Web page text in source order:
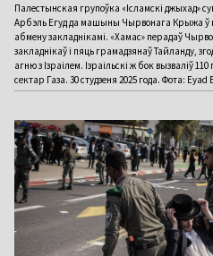
Палестынская групоўка «Ісламскі джыхад»
Арбэль Егуд да машыны Чырвонага Крыжа ў
абмену закладнікамі. «Хамас» перадаў
закладнікаў і пяць грамадзянаў Тайланду,
агню з Ізраілем. Ізраільскі ж бок вызваліў
сектар Газа. 30 студзеня 2025 года. Фота: